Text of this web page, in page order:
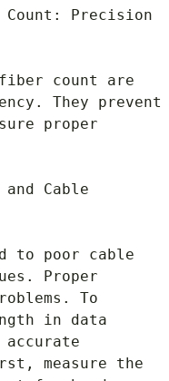
Count: Precision
count are
They prevent
proper
Cable
to poor cable
Proper
To
in data
measure the